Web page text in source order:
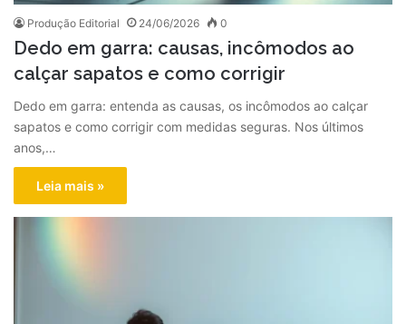
Produção Editorial 24/06/2026 0
Dedo em garra: causas, incômodos ao
calçar sapatos e como corrigir
Dedo em garra: entenda as causas, os incômodos ao calçar
sapatos e como corrigir com medidas seguras. Nos últimos
anos,…
Leia mais »